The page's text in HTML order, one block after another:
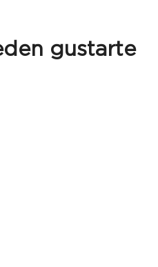
gustarte